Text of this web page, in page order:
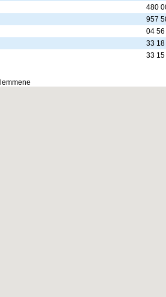
480
957
04 56
33
33 15